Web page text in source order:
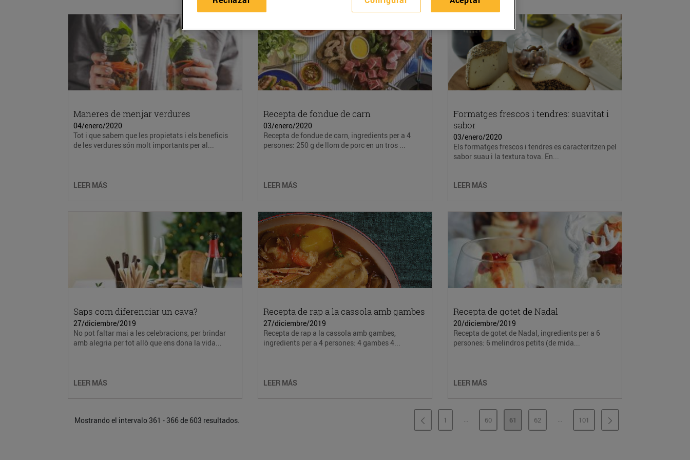
Maneres de menjar verdures
04/enero/2020
Tot i que sabem que les propietats i els beneficis
de les verdures són molt importants per al...
LEER MÁS
Recepta de fondue de carn
03/enero/2020
Recepta de fondue de carn, ingredients per a 4
persones: 250 g de llom de porc en un tros ...
LEER MÁS
Formatges frescos i tendres: suavitat i
sabor
03/enero/2020
Els formatges frescos i tendres es caracteritzen pel
sabor suau i la textura tova. En...
LEER MÁS
Saps com diferenciar un cava?
27/diciembre/2019
No pot faltar mai a les celebracions, per brindar
amb alegria per tot allò que ens dona la vida...
LEER MÁS
Recepta de rap a la cassola amb gambes
27/diciembre/2019
Recepta de rap a la cassola amb gambes,
ingredients per a 4 persones: 4 gambes 4...
LEER MÁS
Recepta de gotet de Nadal
20/diciembre/2019
Recepta de gotet de Nadal, ingredients per a 6
persones: 6 melindros petits (de mida...
LEER MÁS
Mostrando el intervalo 361 - 366 de 603 resultados. PÁGINA
1 ...PÁGINAS INTERMEDIAS
PÁGINA
60 PÁGINA
61 PÁGINA
62 ...PÁGINAS INTERMEDIAS
PÁGINA
101